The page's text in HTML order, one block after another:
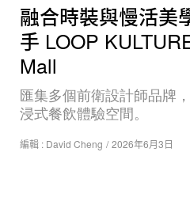
融合時裝與慢活美
手 LOOP
Mall
匯集多個前衛設計師品牌
浸式餐飲體驗空間。
編輯 : David Cheng / 2026年6月3日